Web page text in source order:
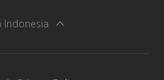
Indonesia